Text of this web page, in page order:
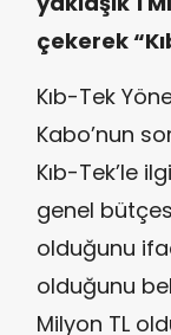
çekerek
Kıb-Tek
Kabo’nun
Kıb-Tek’le
genel
olduğunu
olduğunu
Milyon TL